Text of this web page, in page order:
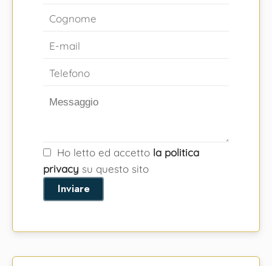
Ho letto ed accetto la politica
privacy su questo sito
Inviare